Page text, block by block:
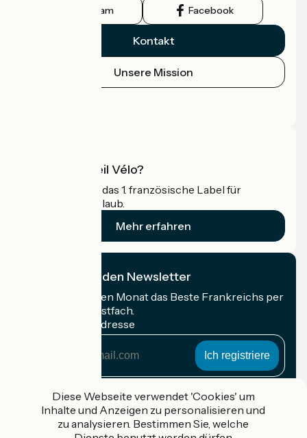
Instagram Facebook
Kontakt
Unsere Mission
Was ist Accueil Vélo?
Accueil Vélo ist das 1. französische Label für
Radfahrer im Urlaub.
Mehr erfahren
Ich abonniere den Newsletter
Erhalten Sie jeden Monat das Beste Frankreichs per
Rad in Ihrem Postfach.
Meine E-Mail-Adresse
Adresse
Gefördert im Rahmen von Destination France
Diese Webseite verwendet 'Cookies' um
Inhalte und Anzeigen zu personalisieren und
zu analysieren. Bestimmen Sie, welche